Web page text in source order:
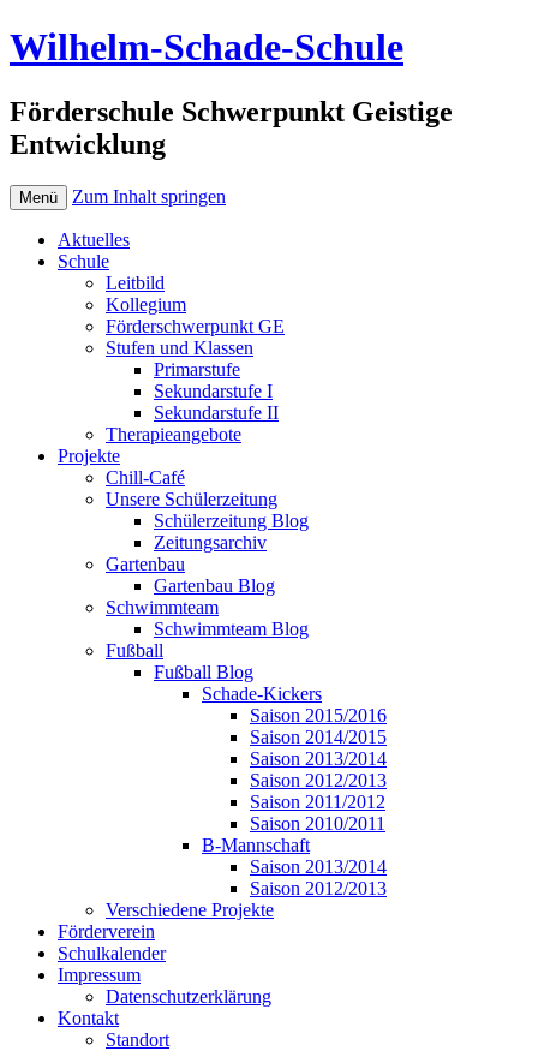
Wilhelm-Schade-Schule
Förderschule Schwerpunkt Geistige
Entwicklung
Menü Zum Inhalt springen
Aktuelles
Schule
Leitbild
Kollegium
Förderschwerpunkt GE
Stufen und Klassen
Primarstufe
Sekundarstufe I
Sekundarstufe II
Therapieangebote
Projekte
Chill-Café
Unsere Schülerzeitung
Schülerzeitung Blog
Zeitungsarchiv
Gartenbau
Gartenbau Blog
Schwimmteam
Schwimmteam Blog
Fußball
Fußball Blog
Schade-Kickers
Saison 2015/2016
Saison 2014/2015
Saison 2013/2014
Saison 2012/2013
Saison 2011/2012
Saison 2010/2011
B-Mannschaft
Saison 2013/2014
Saison 2012/2013
Verschiedene Projekte
Förderverein
Schulkalender
Impressum
Datenschutzerklärung
Kontakt
Standort